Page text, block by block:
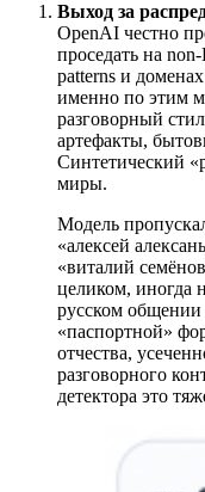
Выход за
OpenAI честно
проседать на
patterns и
именно по этим
разговорный
артефакты,
Синтетический
миры.
Модель
«алексей
«виталий
целиком, иногда
русском общении
«паспортной»
отчества,
разговорного
детектора это